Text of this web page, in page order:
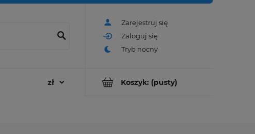
Zarejestruj się
Zaloguj się
Koszyk: (pusty)